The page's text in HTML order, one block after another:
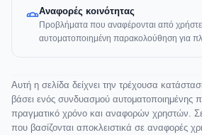
Αναφορές κοινότητας
Προβλήματα που αναφέρονται από
αυτοματοποιημένη παρακολούθηση για
Αυτή η σελίδα δείχνει την τρέχουσα
βάσει ενός συνδυασμού αυτοματοποιημένης
πραγματικό χρόνο και αναφορών χρηστών.
που βασίζονται αποκλειστικά σε αναφορές